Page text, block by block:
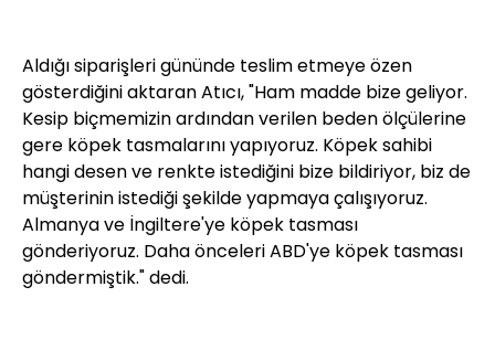
Aldığı siparişleri gününde teslim etmeye özen
gösterdiğini aktaran Atıcı, "Ham madde bize geliyor.
Kesip biçmemizin ardından verilen beden ölçülerine
gere köpek tasmalarını yapıyoruz. Köpek sahibi
hangi desen ve renkte istediğini bize bildiriyor, biz de
müşterinin istediği şekilde yapmaya çalışıyoruz.
Almanya ve İngiltere'ye köpek tasması
gönderiyoruz. Daha önceleri ABD'ye köpek tasması
göndermiştik." dedi.